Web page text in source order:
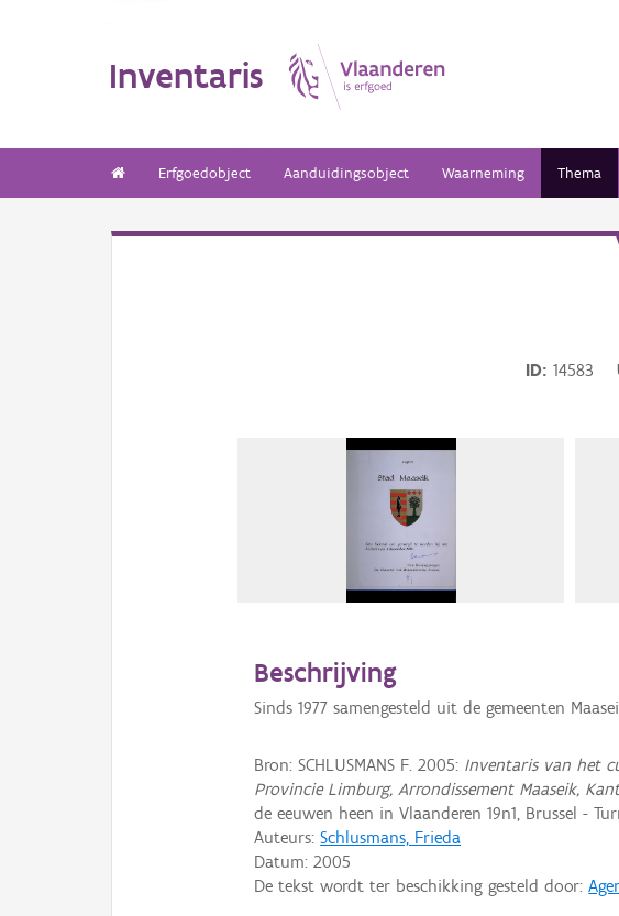
Inventaris
Erfgoedobject Aanduidingsobject Waarneming Thema
ID 14583
Beschrijving
Sinds 1977 samengesteld uit de gemeenten
Bron: SCHLUSMANS F. 2005: Inventaris van het
Provincie Limburg, Arrondissement Maaseik,
de eeuwen heen in Vlaanderen 19n1, Brussel -
Auteurs:Schlusmans, Frieda
Datum:2005
De tekst wordt ter beschikking gesteld door: